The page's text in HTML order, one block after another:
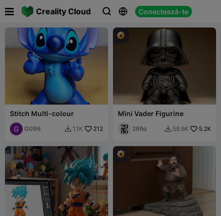
Creality Cloud   Conectează-te
 
Stitch Multi-colour
GG96  1.1K 212
Mini Vader Figurine
29flo  58.6K 5.2K